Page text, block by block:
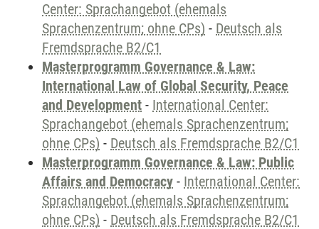
Center: Sprachangebot (ehemals
Sprachenzentrum; ohne CPs) - Deutsch als
Fremdsprache B2/C1
Masterprogramm Governance & Law:
International Law of Global Security, Peace
and Development - International Center:
Sprachangebot (ehemals Sprachenzentrum;
ohne CPs) - Deutsch als Fremdsprache B2/C1
Masterprogramm Governance & Law: Public
Affairs and Democracy - International Center:
Sprachangebot (ehemals Sprachenzentrum;
ohne CPs) - Deutsch als Fremdsprache B2/C1